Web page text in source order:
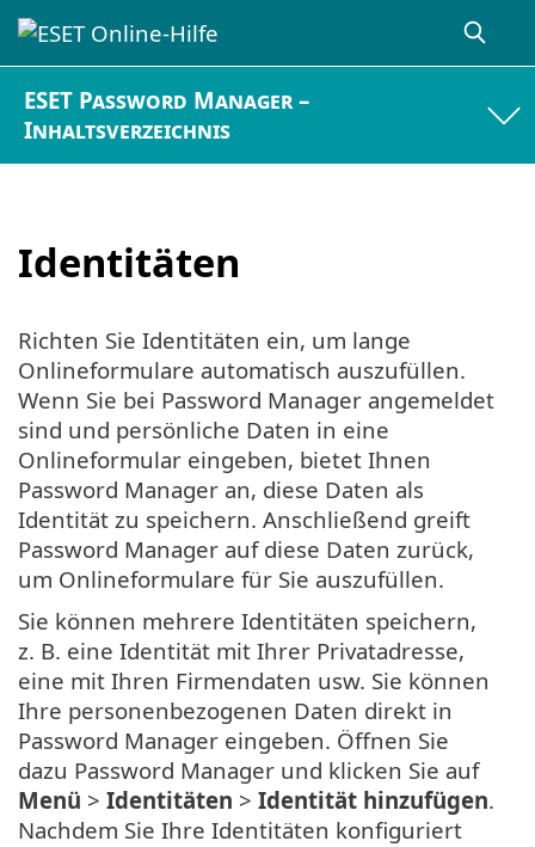
ESET Password Manager –
Inhaltsverzeichnis
Identitäten
Richten Sie Identitäten ein, um lange
Onlineformulare automatisch auszufüllen.
Wenn Sie bei Password Manager angemeldet
sind und persönliche Daten in eine
Onlineformular eingeben, bietet Ihnen
Password Manager an, diese Daten als
Identität zu speichern. Anschließend greift
Password Manager auf diese Daten zurück,
um Onlineformulare für Sie auszufüllen.
Sie können mehrere Identitäten speichern,
z. B. eine Identität mit Ihrer Privatadresse,
eine mit Ihren Firmendaten usw. Sie können
Ihre personenbezogenen Daten direkt in
Password Manager eingeben. Öffnen Sie
dazu Password Manager und klicken Sie auf
Menü > Identitäten > Identität hinzufügen.
Nachdem Sie Ihre Identitäten konfiguriert